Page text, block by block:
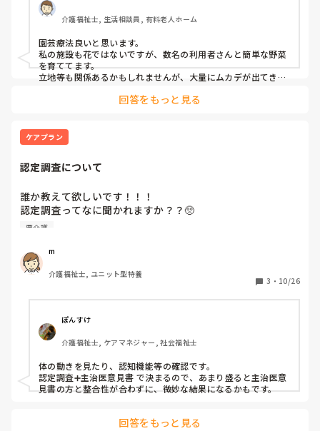
介護福祉士, 生活相談員, 有料老人ホーム
園芸療法良いと思います。
私の施設も花ではないですが、数名の利用者さんと簡単な野菜
を育ててます。
立地等も関係あるかもしれませんが、大量にムカデが出てきて
回答をもっと見る
ケアプラン
認定調査について
誰か教えて欲しいです！！！
認定調査ってなに聞かれますか？？🥺
明日担当利用者の認定調査で、要介護3から落としたくない
要介護
m
介護福祉士, ユニット型特養
3 ・ 10/26
ぽんすけ
介護福祉士, ケアマネジャー, 社会福祉士
体の動きを見たり、認知機能等の確認です。
認定調査➕主治医意見書 で決まるので、あまり盛ると主治医意
見書の方と整合性が合わずに、微妙な結果になるかもです。
回答をもっと見る